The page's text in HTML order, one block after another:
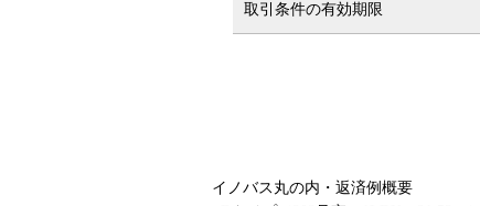
取引条件の有効期限
イノバス丸の内・返済例概要